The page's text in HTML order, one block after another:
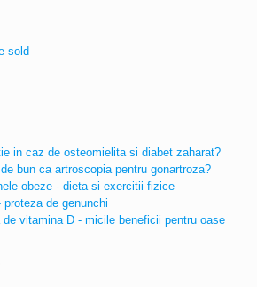
sold
in caz de osteomielita si diabet zaharat?
bun ca artroscopia pentru gonartroza?
obeze - dieta si exercitii fizice
proteza de genunchi
vitamina D - micile beneficii pentru oase